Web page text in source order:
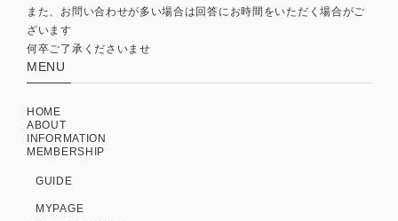
また、お問い合わせが多い場合は回答にお時間をいただく場合がご
ざいます
何卒ご了承くださいませ
MENU
HOME
ABOUT
INFORMATION
MEMBERSHIP
GUIDE
MYPAGE